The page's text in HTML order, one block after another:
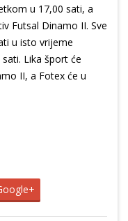
u 17,00 sati, a
Futsal Dinamo II. Sve
u isto vrijeme
Lika šport će
II, a Fotex će u